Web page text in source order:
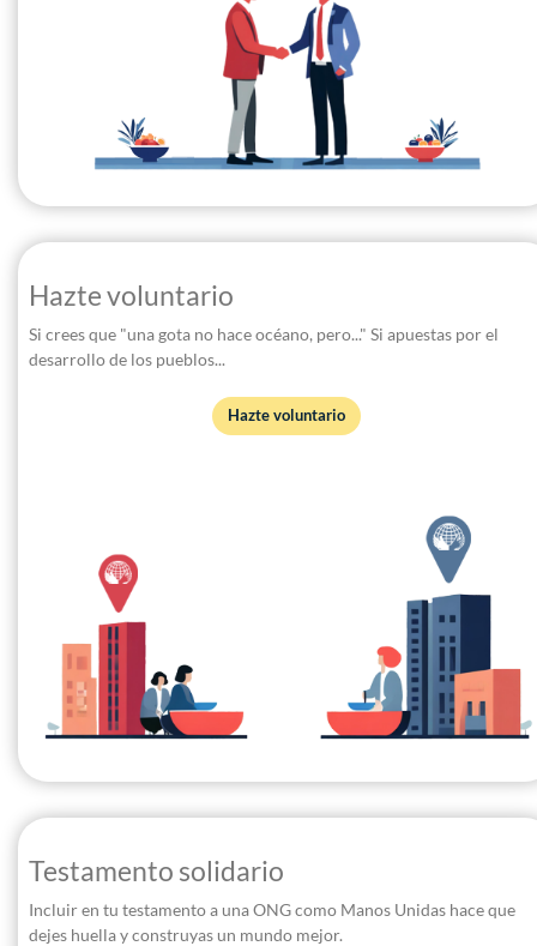
Hazte voluntario
Si crees que "una gota no hace océano, pero..." Si apuestas por el
desarrollo de los pueblos...
Hazte voluntario
Testamento solidario
Incluir en tu testamento a una ONG como Manos Unidas hace que
dejes huella y construyas un mundo mejor.